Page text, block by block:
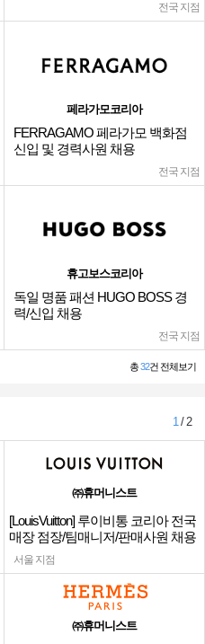
전국 지점
페라가모코리아
FERRAGAMO 페라가모 백화점
신입 및 경력사원 채용
전국 지점
휴고보스코리아
독일 명품 패션 HUGO BOSS 경
력/신입 채용
전국 지점
총32건 전체보기
1/ 2
㈜휴머니스트
[LouisVuitton] 루이비통 코리아 전국
매장 점장/팀매니저/판매사원 채용
서울 지점
㈜휴머니스트